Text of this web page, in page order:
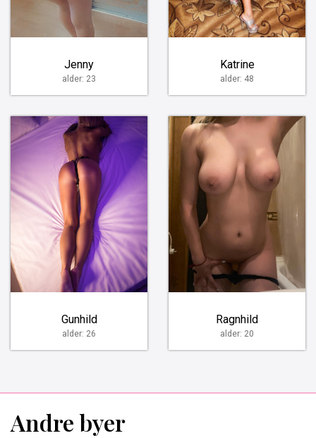
Jenny
alder: 23
Katrine
alder: 48
Gunhild
alder: 26
Ragnhild
alder: 20
Andre byer